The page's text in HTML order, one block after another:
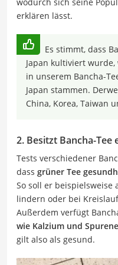
erklären lässt.
Es stimmt, dass
Japan kultiviert
in unserem Bancha-
Japan stammen.
China, Korea, Taiwan
2. Besitzt Bancha-
Tests verschiedener
dass grüner Tee
So soll er beispielsweise
lindern oder bei
Außerdem verfügt
wie Kalzium und
gilt also als gesund.